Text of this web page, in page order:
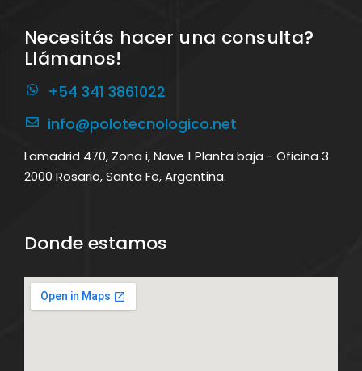
Necesitás hacer una consulta?
Llámanos!
+54 341 3861022
info@polotecnologico.net
Lamadrid 470, Zona i, Nave 1 Planta baja - Oficina 3
2000 Rosario, Santa Fe, Argentina.
Donde estamos